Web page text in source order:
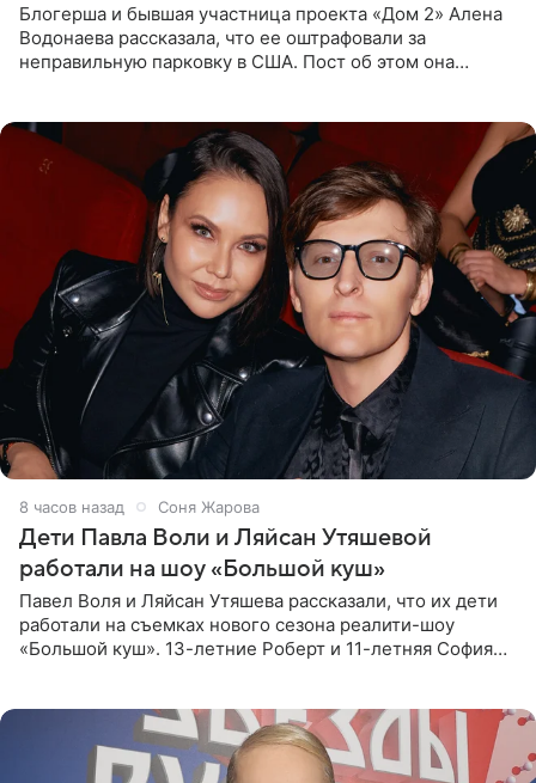
Блогерша и бывшая участница проекта «Дом 2» Алена
Водонаева рассказала, что ее оштрафовали за
неправильную парковку в США. Пост об этом она
8 часов назад Соня Жарова
Дети Павла Воли и Ляйсан Утяшевой
работали на шоу «Большой куш»
Павел Воля и Ляйсан Утяшева рассказали, что их дети
работали на съемках нового сезона реалити-шоу
«Большой куш». 13-летние Роберт и 11-летняя София